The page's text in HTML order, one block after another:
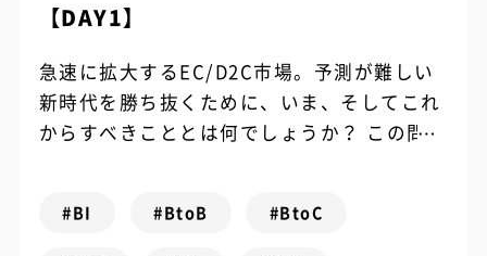
【DAY1】
急速に拡大するEC/D2C市場。予測が難しい
新時代を勝ち抜くために、いま、そしてこれ
からすべきこととは何でしょうか？ この問い
#BI #BtoB #BtoC